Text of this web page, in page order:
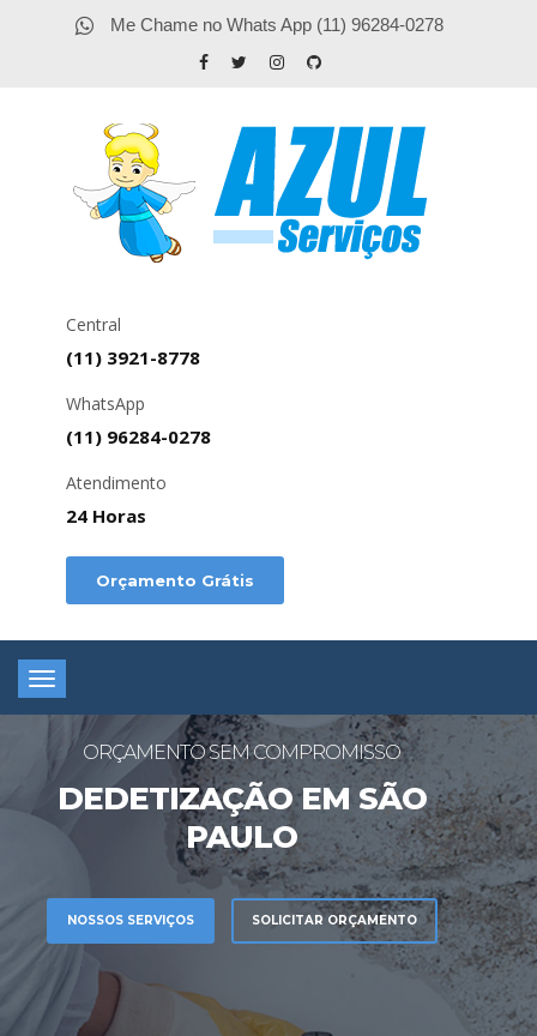
Me Chame no Whats App (11) 96284-0278
Central
(11) 3921-8778
WhatsApp
(11) 96284-0278
Atendimento
24 Horas
Orçamento Grátis
Toggle
navigation
ORÇAMENTO SEM COMPROMISSO
DEDETIZAÇÃO EM SÃO
PAULO
NOSSOS SERVIÇOS SOLICITAR ORÇAMENTO